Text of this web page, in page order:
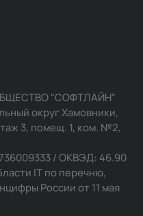
"СОФТЛАЙН"
округ Хамовники,
3, помещ. 1, ком. №2,
/ ОКВЭД: 46.90
IT по перечню,
России от 11 мая